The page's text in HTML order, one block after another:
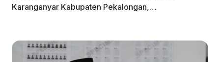
Karanganyar Kabupaten Pekalongan,…